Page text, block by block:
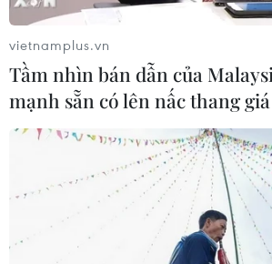
vietnamplus.vn
Tầm nhìn bán dẫn của
mạnh sẵn có lên nấc thang